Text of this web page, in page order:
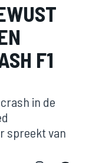
F1
in de
spreekt van